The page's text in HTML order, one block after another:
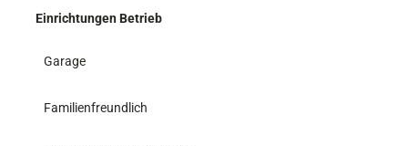
Einrichtungen Betrieb
Garage
Familienfreundlich